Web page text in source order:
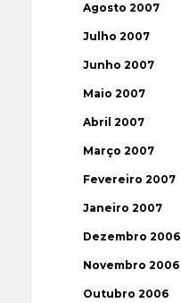
Agosto 2007
Julho 2007
Junho 2007
Maio 2007
Abril 2007
Março 2007
Fevereiro 2007
Janeiro 2007
Dezembro 2006
Novembro 2006
Outubro 2006